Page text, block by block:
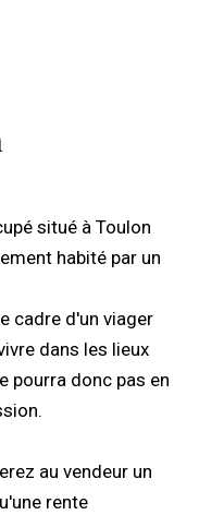
situé à Toulon
habité par un
cadre d'un viager
dans les lieux
pourra donc pas en
au vendeur un
rente